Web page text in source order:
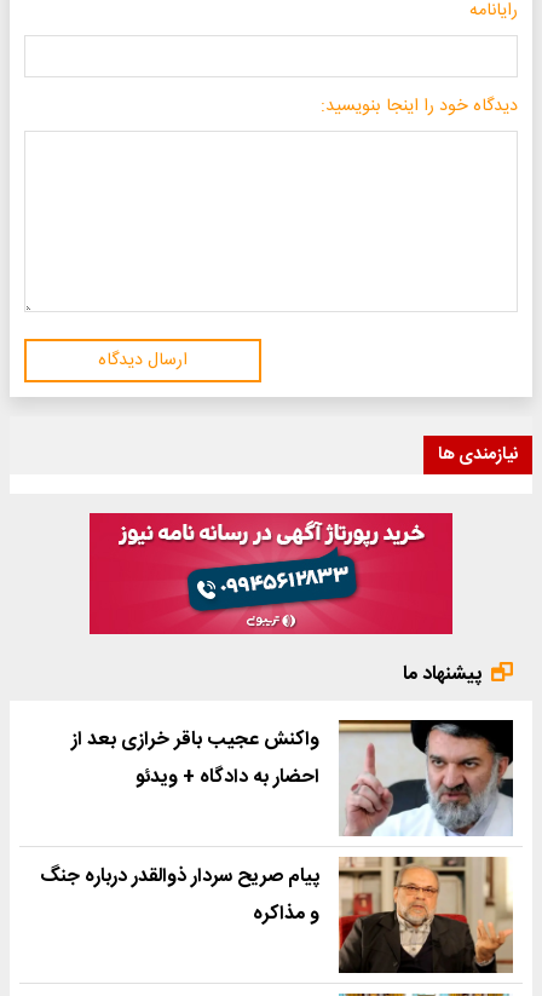
رایانامه
دیدگاه خود را اینجا بنویسید:
ارسال دیدگاه
نیازمندی ها
پیشنهاد ما
واکنش عجیب باقر خرازی بعد از
احضار به دادگاه + ویدئو
پیام صریح سردار ذوالقدر درباره جنگ
و مذاکره